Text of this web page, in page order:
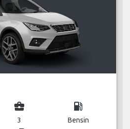
business_center
3
local_gas_station
Bensin